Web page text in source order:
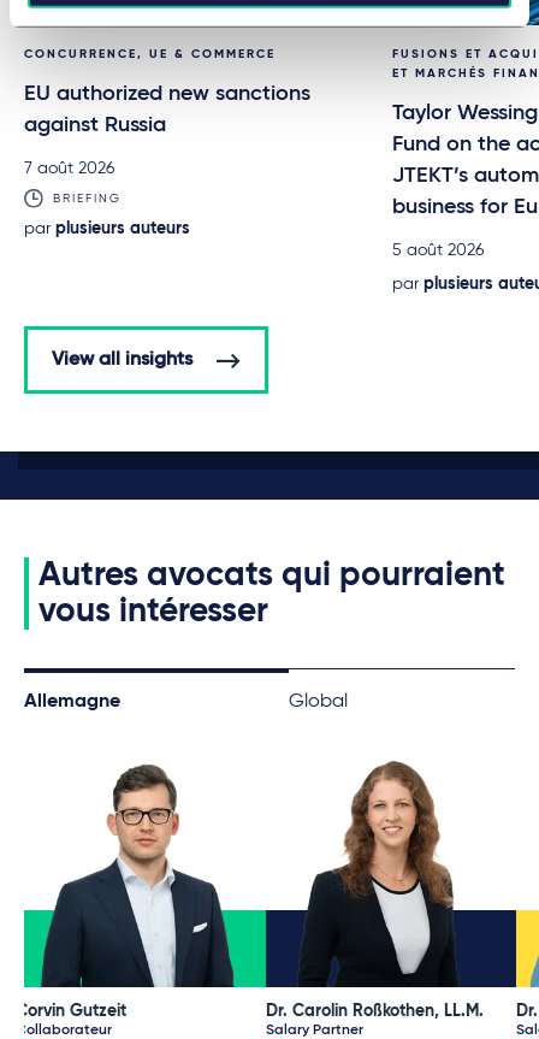
CONCURRENCE, UE & COMMERCE
EU authorized new sanctions
against Russia
7 août 2026
BRIEFING
par plusieurs auteurs
FUSIONS ET
ET MARCHÉS
Taylor
Fund on the
JTEKT’s
business for
5 août 2026
par plusieurs
View all insights
Autres avocats qui pourraient
vous intéresser
Allemagne Global
Corvin Gutzeit
Collaborateur
Dr. Carolin Roßkothen, LL.M.
Salary Partner